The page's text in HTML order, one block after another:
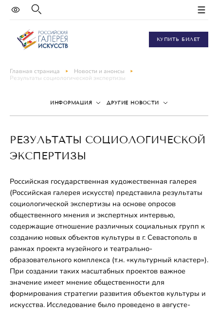
КУПИТЬ БИЛЕТ
Главная страница
Новости и анонсы
Результаты социологической экспертизы
ИНФОРМАЦИЯ ДРУГИЕ НОВОСТИ
РЕЗУЛЬТАТЫ СОЦИОЛОГИЧЕСКОЙ
ЭКСПЕРТИЗЫ
Российская государственная художественная галерея
(Российская галерея искусств) представила результаты
социологической экспертизы на основе опросов
общественного мнения и экспертных интервью,
содержащие отношение различных социальных групп к
созданию новых объектов культуры в г. Севастополь в
рамках проекта музейного и театрально-
образовательного комплекса (т.н. «культурный кластер»).
При создании таких масштабных проектов важное
значение имеет мнение общественности для
формирования стратегии развития объектов культуры и
искусства. Исследование было проведено в августе-